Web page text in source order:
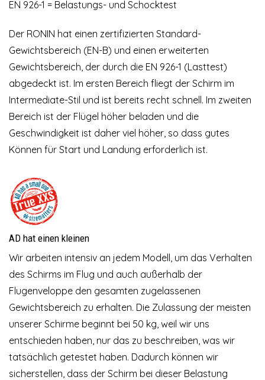
EN 926-1 = Belastungs- und Schocktest
Der RONIN hat einen zertifizierten Standard-
Gewichtsbereich (EN-B) und einen erweiterten
Gewichtsbereich, der durch die EN 926-1 (Lasttest)
abgedeckt ist. Im ersten Bereich fliegt der Schirm im
Intermediate-Stil und ist bereits recht schnell. Im zweiten
Bereich ist der Flügel höher beladen und die
Geschwindigkeit ist daher viel höher, so dass gutes
Können für Start und Landung erforderlich ist.
AD hat einen kleinen
Wir arbeiten intensiv an jedem Modell, um das Verhalten
des Schirms im Flug und auch außerhalb der
Flugenveloppe den gesamten zugelassenen
Gewichtsbereich zu erhalten. Die Zulassung der meisten
unserer Schirme beginnt bei 50 kg, weil wir uns
entschieden haben, nur das zu beschreiben, was wir
tatsächlich getestet haben. Dadurch können wir
sicherstellen, dass der Schirm bei dieser Belastung